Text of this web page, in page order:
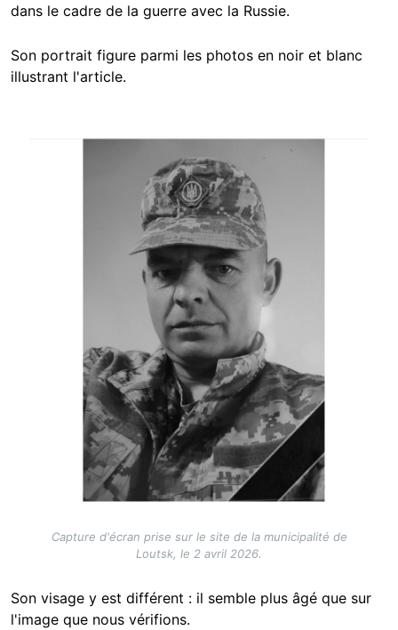
dans le cadre de la guerre avec la Russie.
Son portrait figure parmi les photos en noir et blanc
illustrant l'article.
Capture d'écran prise sur le site de la municipalité de
Loutsk, le 2 avril 2026.
Son visage y est différent : il semble plus âgé que sur
l'image que nous vérifions.